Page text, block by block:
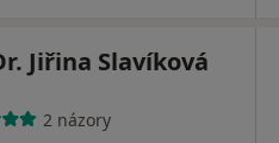
Jiřina Slavíková
2 názory